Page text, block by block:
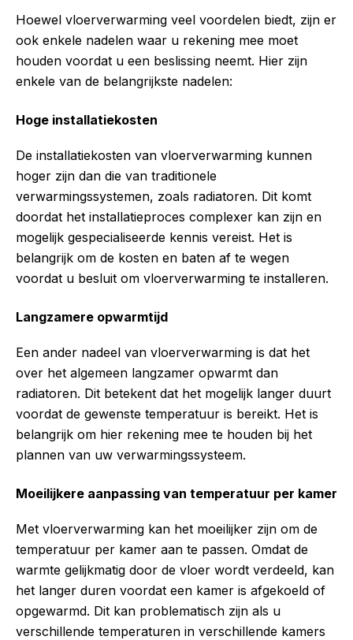
Hoewel vloerverwarming veel voordelen biedt, zijn er
ook enkele nadelen waar u rekening mee moet
houden voordat u een beslissing neemt. Hier zijn
enkele van de belangrijkste nadelen:
Hoge installatiekosten
De installatiekosten van vloerverwarming kunnen
hoger zijn dan die van traditionele
verwarmingssystemen, zoals radiatoren. Dit komt
doordat het installatieproces complexer kan zijn en
mogelijk gespecialiseerde kennis vereist. Het is
belangrijk om de kosten en baten af te wegen
voordat u besluit om vloerverwarming te installeren.
Langzamere opwarmtijd
Een ander nadeel van vloerverwarming is dat het
over het algemeen langzamer opwarmt dan
radiatoren. Dit betekent dat het mogelijk langer duurt
voordat de gewenste temperatuur is bereikt. Het is
belangrijk om hier rekening mee te houden bij het
plannen van uw verwarmingssysteem.
Moeilijkere aanpassing van temperatuur per kamer
Met vloerverwarming kan het moeilijker zijn om de
temperatuur per kamer aan te passen. Omdat de
warmte gelijkmatig door de vloer wordt verdeeld, kan
het langer duren voordat een kamer is afgekoeld of
opgewarmd. Dit kan problematisch zijn als u
verschillende temperaturen in verschillende kamers